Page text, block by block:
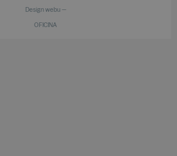
Design webu —
OFICINA